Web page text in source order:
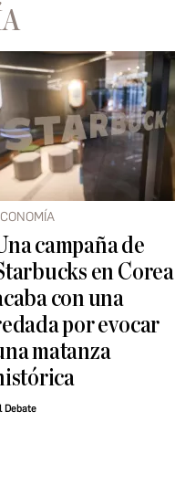
campaña de
en Corea
con una
por evocar
matanza
Debate